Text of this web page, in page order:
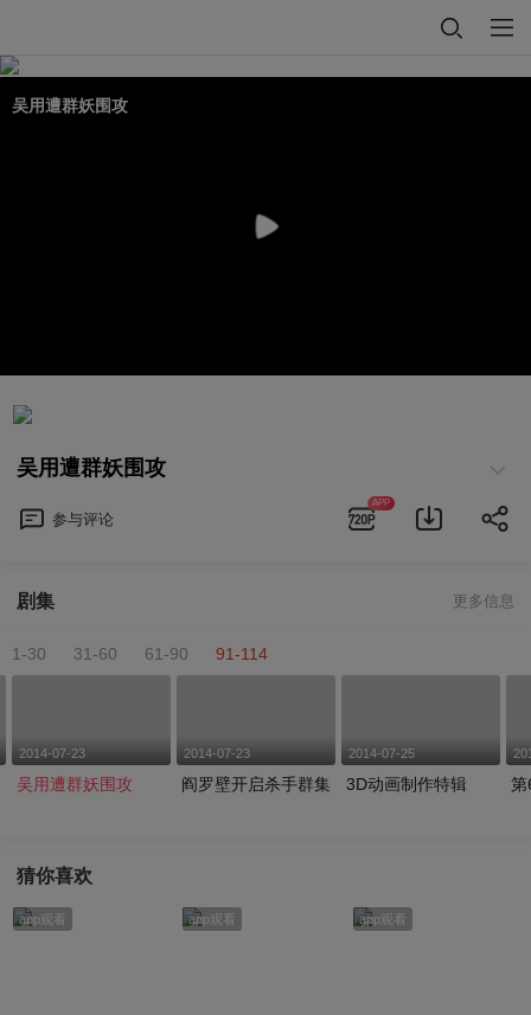
吴用遭群妖围攻
吴用遭群妖围攻
参与评论
APP
剧集 更多信息
1-30 31-60 61-90 91-114
2014-07-23
吴用遭群妖围攻
2014-07-23
阎罗壁开启杀手群集
2014-07-25
3D动画制作特辑 第
猜你喜欢
app观看 app观看 app观看